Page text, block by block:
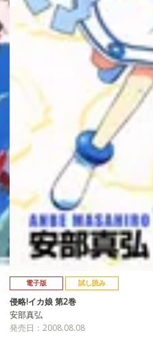
電子版 試し読み
侵略!イカ娘 第2巻
安部真弘
発売日：2008.08.08